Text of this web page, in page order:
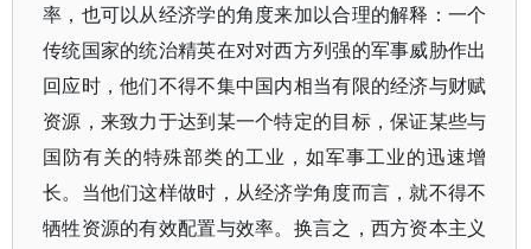
率，也可以从经济学的角度来加以合理的解释：一个
传统国家的统治精英在对对西方列强的军事威胁作出
回应时，他们不得不集中国内相当有限的经济与财赋
资源，来致力于达到某一个特定的目标，保证某些与
国防有关的特殊部类的工业，如军事工业的迅速增
长。当他们这样做时，从经济学角度而言，就不得不
牺牲资源的有效配置与效率。换言之，西方资本主义